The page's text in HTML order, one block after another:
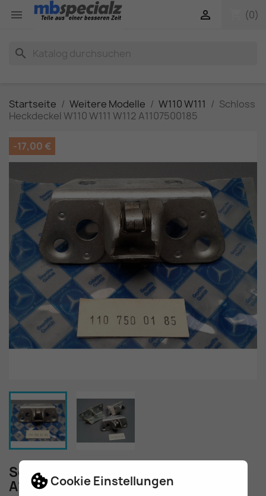
Cookie Einstellungen
 (0)

search
Startseite Weitere Modelle W110 W111
Schloss
Heckdeckel W110 W111 W112 A1107500185
-17,00 €
Schloss Heckdeckel W110 W111 W112
A1107500185